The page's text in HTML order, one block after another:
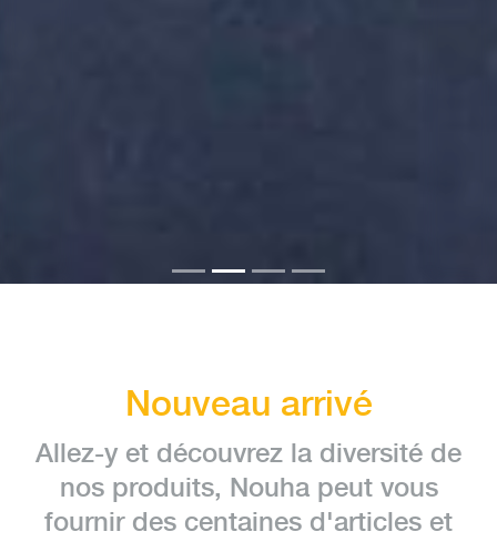
Nouveau arrivé
Allez-y et découvrez la diversité de
nos produits, Nouha peut vous
fournir des centaines d'articles et